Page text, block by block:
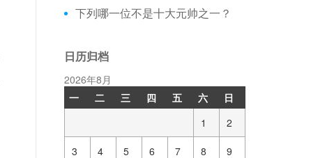
下列哪一位不是十大元帅之一？
日历归档
2026年8月
一
二 三 四 五 六
日
1
2
3 4 5 6 7 8 9